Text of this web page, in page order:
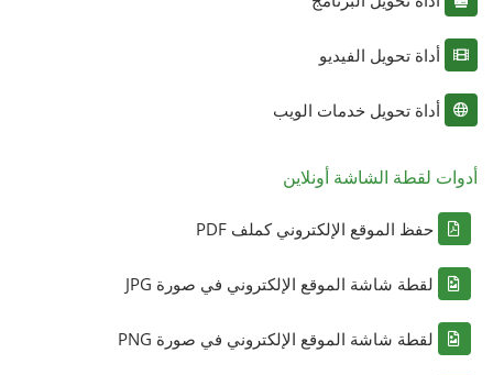
أداة تحويل الفيديو
أداة تحويل خدمات الويب
أدوات لقطة الشاشة أونلاين
حفظ الموقع الإلكتروني كملف PDF
لقطة شاشة الموقع الإلكتروني في صورة JPG
لقطة شاشة الموقع الإلكتروني في صورة PNG